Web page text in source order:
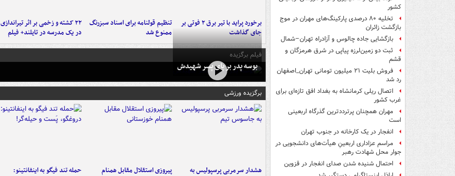
کشور
تخلیه ۸۰ درصدی پارکینگ‌های مهران در موج
بازگشت زائران
بازگشایی جاده چالوس و آزادراه تهران–شمال
ثبت دو زمین‌لرزه پیاپی در شرق هرمزگان و
قشم
فروش بلیت ۲۱ میلیون تومانی تهران_اصفهان
رد شد
اتصال ریلی کرمانشاه به بغداد افق تازه‌ای برای
غرب کشور
مهران همچنان پرترددترین گذرگاه اربعینی
است
انفجار در یک کارخانه در جنوب تهران
مراسم عزاداری اربعینِ هیأت‌های دانشجویی در
جوار محل شهادت رهبر
احتمال شنیده شدن صدای انفجار در قزوین
برخورد پراید با تیر برق ۲ فوتی بر
جای گذاشت
تنظیم قولنامه برای اسناد سبزرنگ
ممنوع شد
۲۲ کشته و زخمی بر اثر تیراندازی
در یک مدرسه در تایلند+ فیلم
فیلم برگزیده
بوسه‌ پدر بر پای پسر شهیدش
برگزیده ورزشی
هشدار سرمربی پرسپولیس به
پیروزی استقلال مقابل همنام
حمله تند فیگو به اینفانتینو: